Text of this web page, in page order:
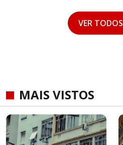
VER TODOS
MAIS VISTOS